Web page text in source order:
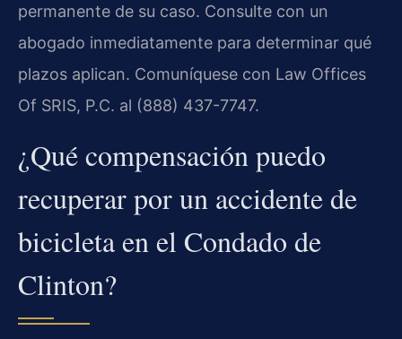
permanente de su caso. Consulte con un
abogado inmediatamente para determinar qué
plazos aplican. Comuníquese con Law Offices
Of SRIS, P.C. al (888) 437-7747.
¿Qué compensación puedo
recuperar por un accidente de
bicicleta en el Condado de
Clinton?